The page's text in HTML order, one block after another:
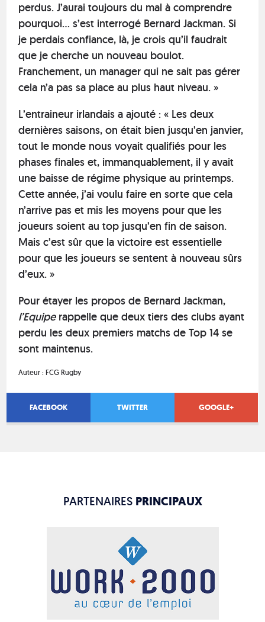
perdus. J’aurai toujours du mal à comprendre
pourquoi… s’est interrogé Bernard Jackman. Si
je perdais confiance, là, je crois qu’il faudrait
que je cherche un nouveau boulot.
Franchement, un manager qui ne sait pas gérer
cela n’a pas sa place au plus haut niveau. »
L’entraineur irlandais a ajouté : « Les deux
dernières saisons, on était bien jusqu’en janvier,
tout le monde nous voyait qualifiés pour les
phases finales et, immanquablement, il y avait
une baisse de régime physique au printemps.
Cette année, j’ai voulu faire en sorte que cela
n’arrive pas et mis les moyens pour que les
joueurs soient au top jusqu’en fin de saison.
Mais c’est sûr que la victoire est essentielle
pour que les joueurs se sentent à nouveau sûrs
d’eux. »
Pour étayer les propos de Bernard Jackman,
l’Equipe rappelle que deux tiers des clubs ayant
perdu les deux premiers matchs de Top 14 se
sont maintenus.
Auteur :FCG Rugby
FACEBOOK TWITTER GOOGLE+
PARTENAIRES PRINCIPAUX